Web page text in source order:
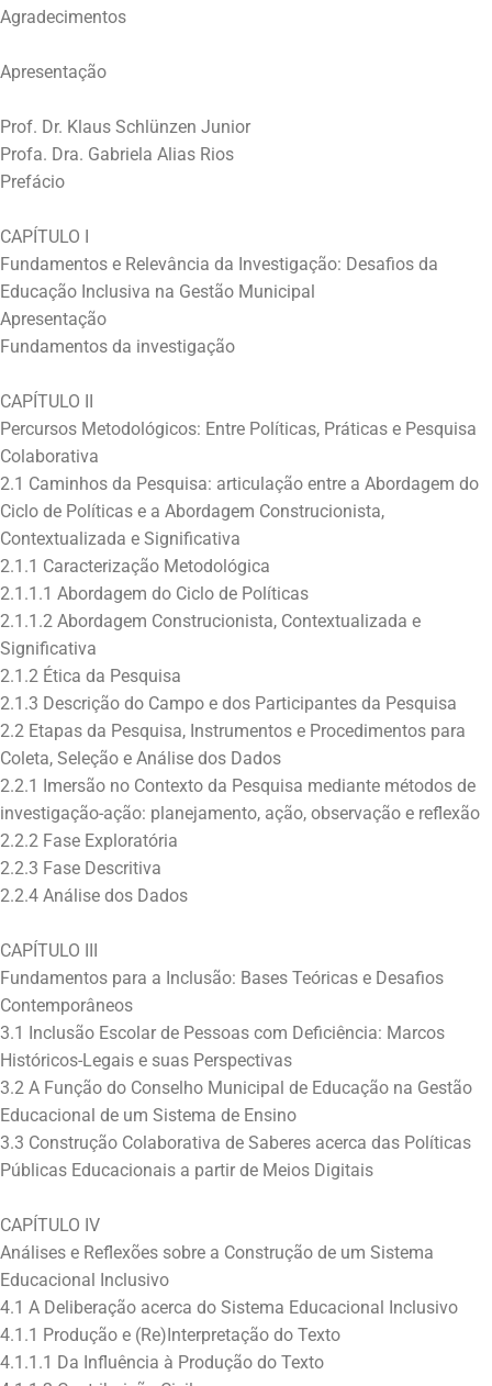
Agradecimentos
Apresentação
Prof. Dr. Klaus Schlünzen Junior
Profa. Dra. Gabriela Alias Rios
Prefácio
CAPÍTULO I
Fundamentos e Relevância da Investigação: Desafios da
Educação Inclusiva na Gestão Municipal
Apresentação
Fundamentos da investigação
CAPÍTULO II
Percursos Metodológicos: Entre Políticas, Práticas e Pesquisa
Colaborativa
2.1 Caminhos da Pesquisa: articulação entre a Abordagem do
Ciclo de Políticas e a Abordagem Construcionista,
Contextualizada e Significativa
2.1.1 Caracterização Metodológica
2.1.1.1 Abordagem do Ciclo de Políticas
2.1.1.2 Abordagem Construcionista, Contextualizada e
Significativa
2.1.2 Ética da Pesquisa
2.1.3 Descrição do Campo e dos Participantes da Pesquisa
2.2 Etapas da Pesquisa, Instrumentos e Procedimentos para
Coleta, Seleção e Análise dos Dados
2.2.1 Imersão no Contexto da Pesquisa mediante métodos de
investigação-ação: planejamento, ação, observação e reflexão
2.2.2 Fase Exploratória
2.2.3 Fase Descritiva
2.2.4 Análise dos Dados
CAPÍTULO III
Fundamentos para a Inclusão: Bases Teóricas e Desafios
Contemporâneos
3.1 Inclusão Escolar de Pessoas com Deficiência: Marcos
Históricos-Legais e suas Perspectivas
3.2 A Função do Conselho Municipal de Educação na Gestão
Educacional de um Sistema de Ensino
3.3 Construção Colaborativa de Saberes acerca das Políticas
Públicas Educacionais a partir de Meios Digitais
CAPÍTULO IV
Análises e Reflexões sobre a Construção de um Sistema
Educacional Inclusivo
4.1 A Deliberação acerca do Sistema Educacional Inclusivo
4.1.1 Produção e (Re)Interpretação do Texto
4.1.1.1 Da Influência à Produção do Texto